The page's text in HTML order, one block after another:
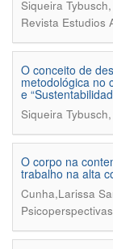
Siqueira
Revista Estudios
O conceito de
metodológica no
e
Siqueira
O corpo na
trabalho na alta
Cunha,Larissa